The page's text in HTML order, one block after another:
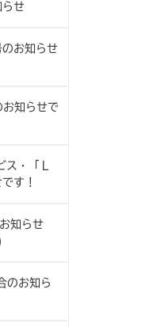
らせ
お知らせ
知らせで
・「Ｌ
す !
知らせ
のお知ら